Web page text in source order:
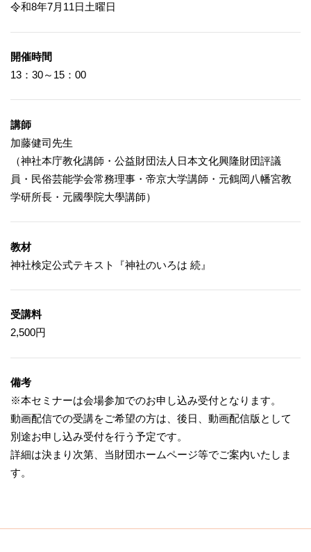
令和8年7月11日土曜日
開催時間
13：30～15：00
講師
加藤健司先生
（神社本庁教化講師・公益財団法人日本文化興隆財団評議
員・民俗芸能学会常務理事・帝京大学講師・元鶴岡八幡宮教
学研所長・元國學院大學講師）
教材
神社検定公式テキスト『神社のいろは 続』
受講料
2,500円
備考
※本セミナーは会場参加でのお申し込み受付となります。
動画配信での受講をご希望の方は、後日、動画配信版として
別途お申し込み受付を行う予定です。
詳細は決まり次第、当財団ホームページ等でご案内いたしま
す。